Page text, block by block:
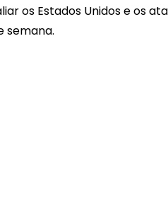
os Estados Unidos e os
semana.